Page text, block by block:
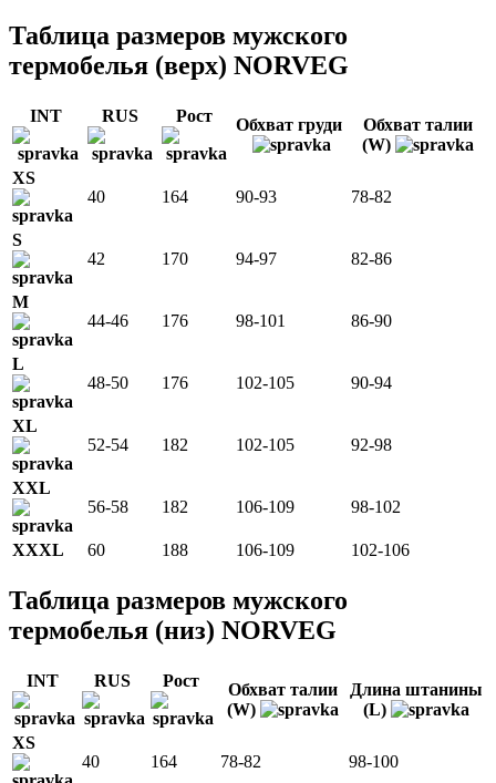
Таблица размеров мужского
термобелья (верх) NORVEG
INT RUS Рост Обхват груди
Обхват талии
(W)
XS
40
164 90-93 78-82
S
42
170 94-97 82-86
M
44-46
176 98-101 86-90
L
48-50
176 102-105 90-94
XL
52-54
182 102-105 92-98
XXL
56-58
182 106-109 98-102
XXXL 60 188 106-109 102-106
Таблица размеров мужского
термобелья (низ) NORVEG
INT RUS Рост
Обхват талии
(W)
Длина штанины
(L)
XS
40
164 78-82 98-100